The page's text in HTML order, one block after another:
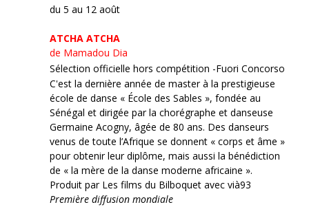
du 5 au 12 août
ATCHA ATCHA
de Mamadou Dia
Sélection officielle hors compétition -Fuori Concorso
C'est la dernière année de master à la prestigieuse
école de danse « École des Sables », fondée au
Sénégal et dirigée par la chorégraphe et danseuse
Germaine Acogny, âgée de 80 ans. Des danseurs
venus de toute l’Afrique se donnent « corps et âme »
pour obtenir leur diplôme, mais aussi la bénédiction
de « la mère de la danse moderne africaine ».
Produit par Les films du Bilboquet avec vià93
Première diffusion mondiale